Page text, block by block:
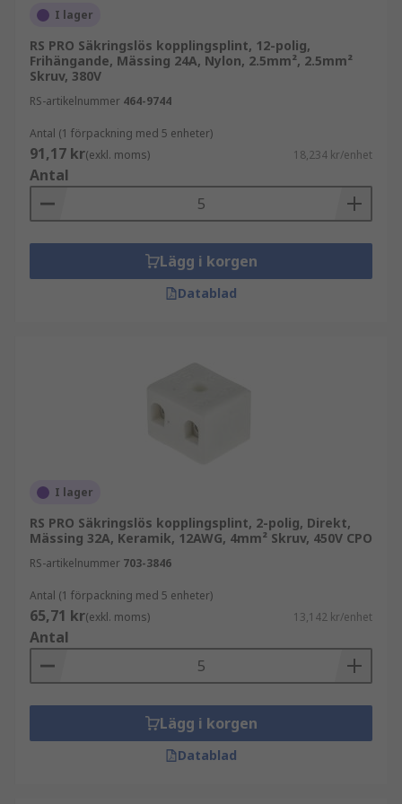
Några av de viktigaste fördelarna är:
Säker elektrisk anslutning med jämn och
pålitlig kontakt
installation och felsökning
Anpassning för montage på DIN-skena och
andra standardlösningar
Val mellan skruv- och fjäderanslutning
Brett utbud för olika kabelareor och
applikationer
säkerhet är avgörande. De förekommer ofta i:
Fastighets- och infrastrukturlösningar
Olika typer av kopplingsplintar och
montage
I kategorin finns kopplingsplintar med olika
spänningsklassningar, från 24 V DC upp till 1 kV.
lågspänningsapplikationer och mer krävande
industriella installationer.
I lager
RS PRO Säkringslös kopplingsplint, 12-polig,
Frihängande, Mässing 24A, Nylon, 2.5mm², 2.5mm²
Skruv, 380V
RS-artikelnummer 464-9744
Antal (1 förpackning med 5 enheter)
91,17 kr(exkl. moms) 18,234 kr/enhet
Antal
Lägg i korgen
Datablad
I lager
RS PRO Säkringslös kopplingsplint, 2-polig, Direkt,
Mässing 32A, Keramik, 12AWG, 4mm² Skruv, 450V CPO
RS-artikelnummer 703-3846
Antal (1 förpackning med 5 enheter)
65,71 kr(exkl. moms) 13,142 kr/enhet
Antal
Lägg i korgen
Datablad